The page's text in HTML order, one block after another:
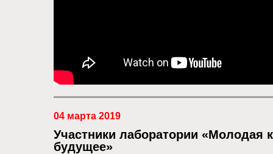
04 марта 2019
Участники лаборатории «Молодая
будущее»